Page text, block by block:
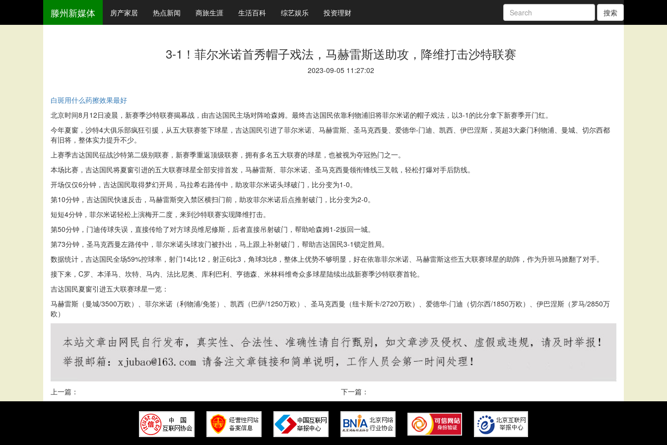
滕州新媒体 房产家居 热点新闻 商旅生涯 生活百科 综艺娱乐 投资理财 搜索
3-1！菲尔米诺首秀帽子戏法，马赫雷斯送助攻，降维打击沙特联赛
2023-09-05 11:27:02
白斑用什么药擦效果最好
北京时间8月12日凌晨，新赛季沙特联赛揭幕战，由吉达国民主场对阵哈森姆。最终吉达国民依靠利物浦旧将菲尔米诺的帽子戏法，以3-1的比分拿下新赛季开门红。
今年夏窗，沙特4大俱乐部疯狂引援，从五大联赛签下球星，吉达国民引进了菲尔米诺、马赫雷斯、圣马克西曼、爱德华-门迪、凯西、伊巴涅斯，英超3大豪门利物浦、曼城、切尔西都
有旧将，整体实力提升不少。
上赛季吉达国民征战沙特第二级别联赛，新赛季重返顶级联赛，拥有多名五大联赛的球星，也被视为夺冠热门之一。
本场比赛，吉达国民将夏窗引进的五大联赛球星全部安排首发，马赫雷斯、菲尔米诺、圣马克西曼领衔锋线三叉戟，轻松打爆对手后防线。
开场仅仅6分钟，吉达国民取得梦幻开局，马拉希右路传中，助攻菲尔米诺头球破门，比分变为1-0。
第10分钟，吉达国民快速反击，马赫雷斯突入禁区横扫门前，助攻菲尔米诺后点推射破门，比分变为2-0。
短短4分钟，菲尔米诺轻松上演梅开二度，来到沙特联赛实现降维打击。
第50分钟，门迪传球失误，直接传给了对方球员维尼修斯，后者直接吊射破门，帮助哈森姆1-2扳回一城。
第73分钟，圣马克西曼左路传中，菲尔米诺头球攻门被扑出，马上跟上补射破门，帮助吉达国民3-1锁定胜局。
数据统计，吉达国民全场59%控球率，射门14比12，射正6比3，角球3比8，整体上优势不够明显，好在依靠菲尔米诺、马赫雷斯这些五大联赛球星的助阵，作为升班马掀翻了对手。
接下来，C罗、本泽马、坎特、马内、法比尼奥、库利巴利、亨德森、米林科维奇众多球星陆续出战新赛季沙特联赛首轮。
吉达国民夏窗引进五大联赛球星一览：
马赫雷斯（曼城/3500万欧）、菲尔米诺（利物浦/免签）、凯西（巴萨/1250万欧）、圣马克西曼（纽卡斯卡/2720万欧）、爱德华-门迪（切尔西/1850万欧）、伊巴涅斯（罗马/2850万
欧）
上一篇： 下一篇：